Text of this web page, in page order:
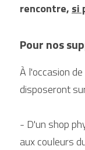
rencontre, si
Pour nos
À l'occasion
disposeront
- D'un shop
aux couleurs